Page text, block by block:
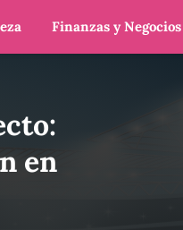
Finanzas y Negocios
en